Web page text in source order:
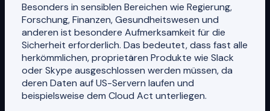
Besonders in sensiblen Bereichen wie Regierung,
Forschung, Finanzen, Gesundheitswesen und
anderen ist besondere Aufmerksamkeit für die
Sicherheit erforderlich. Das bedeutet, dass fast alle
herkömmlichen, proprietären Produkte wie Slack
oder Skype ausgeschlossen werden müssen, da
deren Daten auf US-Servern laufen und
beispielsweise dem Cloud Act unterliegen.